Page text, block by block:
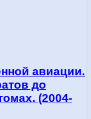
авиации.
до
(2004-